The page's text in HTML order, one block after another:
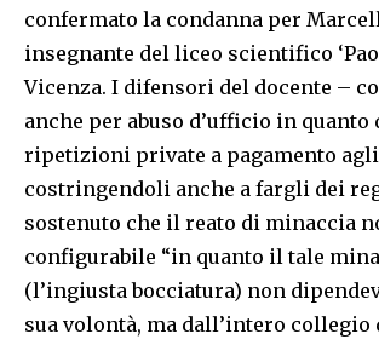
confermato la condanna per
insegnante del liceo scientifico
Vicenza. I difensori del docente –
anche per abuso d’ufficio in quanto
ripetizioni private a pagamento
costringendoli anche a fargli dei
sostenuto che il reato di minaccia
configurabile “in quanto il tale
(l’ingiusta bocciatura) non
sua volontà, ma dall’intero collegio